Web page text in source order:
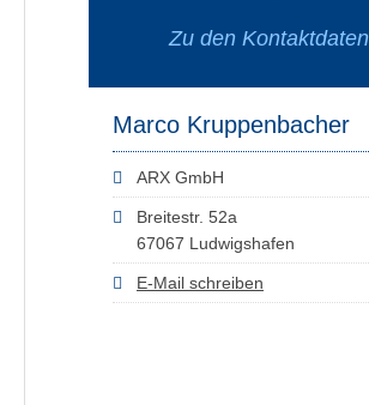
Zu den Kontaktdaten
Marco Kruppenbacher
ARX GmbH
Breitestr. 52a
67067 Ludwigshafen
E-Mail schreiben